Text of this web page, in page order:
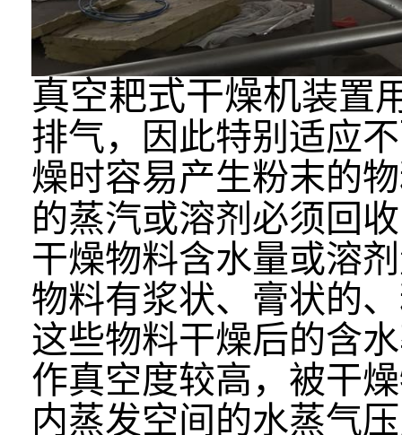
真空耙式干燥机装置
排气，因此特别适应
燥时容易产生粉末的
的蒸汽或溶剂必须回
干燥物料含水量或溶
物料有浆状、膏状的
这些物料干燥后的含
作真空度较高，被干
内蒸发空间的水蒸气